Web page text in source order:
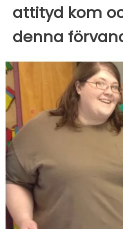
attityd kom
denna